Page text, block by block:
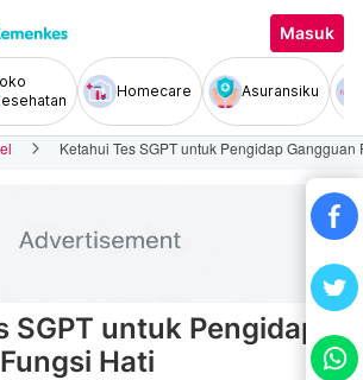
Masuk
Homecare Asuransiku
Ketahui Tes SGPT untuk Pengidap Gangguan
SGPT untuk Pengidap
Hati